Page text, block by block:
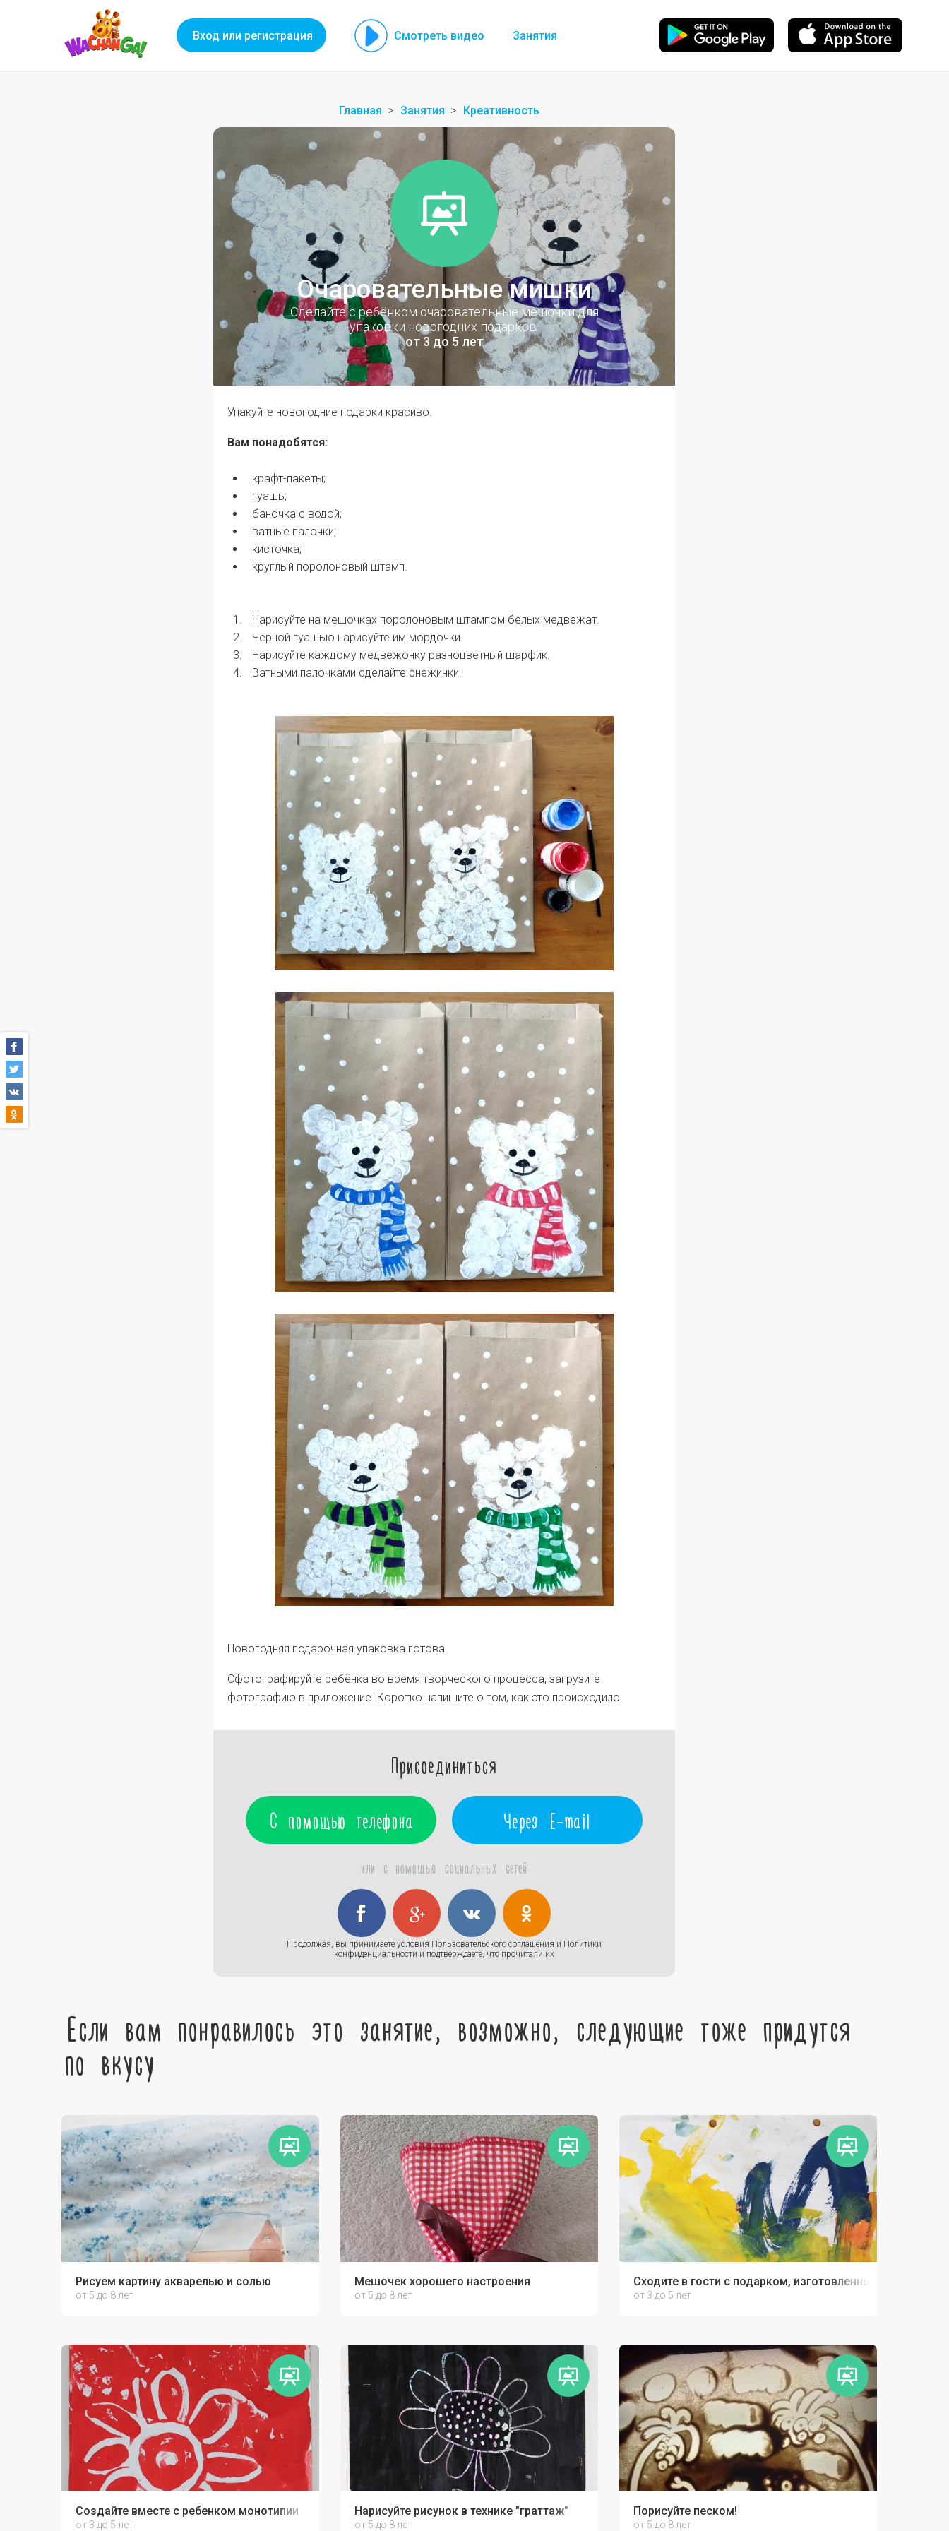
Вход или регистрация Смотреть видео Занятия
Главная Занятия Креативность
Очаровательные мишки
Сделайте с ребёнком очаровательные мешочки для
упаковки новогодних подарков.
от 3 до 5 лет
Упакуйте новогодние подарки красиво.
Вам понадобятся:
крафт-пакеты;
гуашь;
баночка с водой;
ватные палочки;
кисточка;
круглый поролоновый штамп.
Нарисуйте на мешочках поролоновым штампом белых медвежат.
Черной гуашью нарисуйте им мордочки.
Нарисуйте каждому медвежонку разноцветный шарфик.
Ватными палочками сделайте снежинки.
Новогодняя подарочная упаковка готова!
Сфотографируйте ребёнка во время творческого процесса, загрузите
фотографию в приложение. Коротко напишите о том, как это происходило.
Присоединиться
С помощью телефона Через E-mail
или с помощью социальных сетей
Продолжая, вы принимаете условия Пользовательского соглашения и Политики
конфиденциальности и подтверждаете, что прочитали их
Если вам понравилось это занятие, возможно, следующие тоже придутся
по вкусу
Рисуем картину акварелью и солью
от 5 до 8 лет
Мешочек хорошего настроения
от 5 до 8 лет
Сходите в гости с подарком, изготовленным своими
от 3 до 5 лет
Создайте вместе с ребенком монотипии
от 3 до 5 лет
Нарисуйте рисунок в технике "граттаж"
от 5 до 8 лет
Порисуйте песком!
от 5 до 8 лет